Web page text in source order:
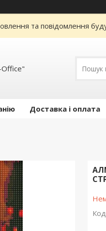
та повідомлення
Office"
Доставка і оплата